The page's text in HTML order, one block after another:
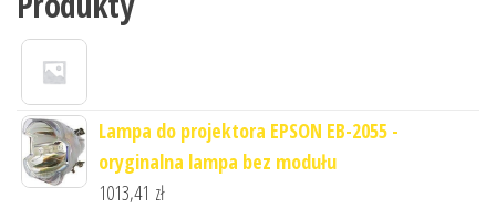
Lampa do projektora EPSON EB-2055 -
oryginalna lampa bez modułu
1013,41 zł